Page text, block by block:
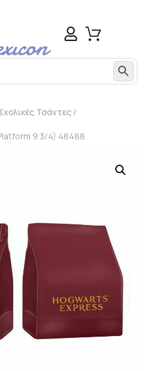
Τσάντες /
9 3/4) 48488